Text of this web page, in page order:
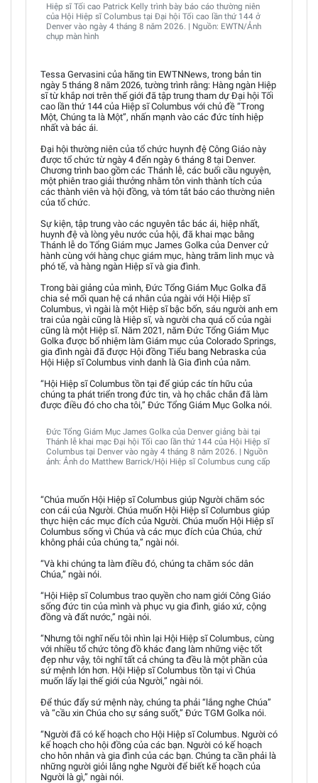
Hiệp sĩ Tối cao Patrick Kelly trình bày báo cáo thường niên
của Hội Hiệp sĩ Columbus tại Đại hội Tối cao lần thứ 144 ở
Denver vào ngày 4 tháng 8 năm 2026. | Nguồn: EWTN/Ảnh
chụp màn hình
Tessa Gervasini của hãng tin EWTNNews, trong bản tin
ngày 5 tháng 8 năm 2026, tường trình rằng: Hàng ngàn Hiệp
sĩ từ khắp nơi trên thế giới đã tập trung tham dự Đại hội Tối
cao lần thứ 144 của Hiệp sĩ Columbus với chủ đề “Trong
Một, Chúng ta là Một”, nhấn mạnh vào các đức tính hiệp
nhất và bác ái.
Đại hội thường niên của tổ chức huynh đệ Công Giáo này
được tổ chức từ ngày 4 đến ngày 6 tháng 8 tại Denver.
Chương trình bao gồm các Thánh lễ, các buổi cầu nguyện,
một phiên trao giải thưởng nhằm tôn vinh thành tích của
các thành viên và hội đồng, và tóm tắt báo cáo thường niên
của tổ chức.
Sự kiện, tập trung vào các nguyên tắc bác ái, hiệp nhất,
huynh đệ và lòng yêu nước của hội, đã khai mạc bằng
Thánh lễ do Tổng Giám mục James Golka của Denver cử
hành cùng với hàng chục giám mục, hàng trăm linh mục và
phó tế, và hàng ngàn Hiệp sĩ và gia đình.
Trong bài giảng của mình, Đức Tổng Giám Mục Golka đã
chia sẻ mối quan hệ cá nhân của ngài với Hội Hiệp sĩ
Columbus, vì ngài là một Hiệp sĩ bậc bốn, sáu người anh em
trai của ngài cũng là Hiệp sĩ, và người cha quá cố của ngài
cũng là một Hiệp sĩ. Năm 2021, năm Đức Tổng Giám Mục
Golka được bổ nhiệm làm Giám mục của Colorado Springs,
gia đình ngài đã được Hội đồng Tiểu bang Nebraska của
Hội Hiệp sĩ Columbus vinh danh là Gia đình của năm.
“Hội Hiệp sĩ Columbus tồn tại để giúp các tín hữu của
chúng ta phát triển trong đức tin, và họ chắc chắn đã làm
được điều đó cho cha tôi,” Đức Tổng Giám Mục Golka nói.
Đức Tổng Giám Mục James Golka của Denver giảng bài tại
Thánh lễ khai mạc Đại hội Tối cao lần thứ 144 của Hội Hiệp sĩ
Columbus tại Denver vào ngày 4 tháng 8 năm 2026. | Nguồn
ảnh: Ảnh do Matthew Barrick/Hội Hiệp sĩ Columbus cung cấp
“Chúa muốn Hội Hiệp sĩ Columbus giúp Người chăm sóc
con cái của Người. Chúa muốn Hội Hiệp sĩ Columbus giúp
thực hiện các mục đích của Người. Chúa muốn Hội Hiệp sĩ
Columbus sống vì Chúa và các mục đích của Chúa, chứ
không phải của chúng ta,” ngài nói.
“Và khi chúng ta làm điều đó, chúng ta chăm sóc dân
Chúa,” ngài nói.
“Hội Hiệp sĩ Columbus trao quyền cho nam giới Công Giáo
sống đức tin của mình và phục vụ gia đình, giáo xứ, cộng
đồng và đất nước,” ngài nói.
“Nhưng tôi nghĩ nếu tôi nhìn lại Hội Hiệp sĩ Columbus, cùng
với nhiều tổ chức tông đồ khác đang làm những việc tốt
đẹp như vậy, tôi nghĩ tất cả chúng ta đều là một phần của
sứ mệnh lớn hơn. Hội Hiệp sĩ Columbus tồn tại vì Chúa
muốn lấy lại thế giới của Người,” ngài nói.
Để thúc đẩy sứ mệnh này, chúng ta phải “lắng nghe Chúa”
và “cầu xin Chúa cho sự sáng suốt,” Đức TGM Golka nói.
“Người đã có kế hoạch cho Hội Hiệp sĩ Columbus. Người có
kế hoạch cho hội đồng của các bạn. Người có kế hoạch
cho hôn nhân và gia đình của các bạn. Chúng ta cần phải là
những người giỏi lắng nghe Người để biết kế hoạch của
Người là gì,” ngài nói.